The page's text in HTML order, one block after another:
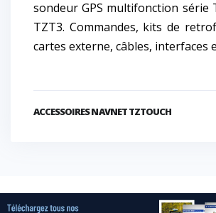
sondeur GPS multifonction série
TZT3. Commandes, kits de
cartes externe, câbles, interfaces
ACCESSOIRES NAVNET TZTOUCH